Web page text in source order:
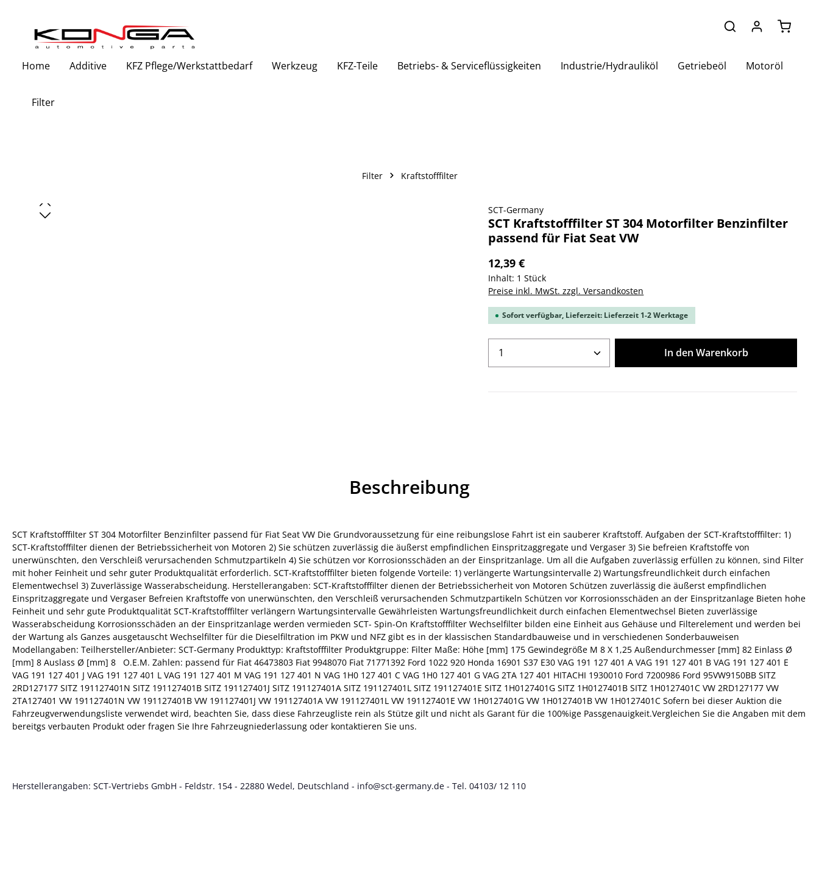
Home Additive KFZ Pflege/Werkstattbedarf Werkzeug KFZ-Teile Betriebs- & Serviceflüssigkeiten Industrie/Hydrauliköl Getriebeöl Motoröl
Filter
Filter Kraftstofffilter
Bildergalerie überspringen SCT-Germany
SCT Kraftstofffilter ST 304 Motorfilter Benzinfilter
passend für Fiat Seat VW
12,39 €
Inhalt: 1 Stück
Preise inkl. MwSt. zzgl. Versandkosten
Sofort verfügbar, Lieferzeit: Lieferzeit 1-2 Werktage
Produkt Anzahl: Gib den gewünschten Wert
In den Warenkorb
Beschreibung
SCT Kraftstofffilter ST 304 Motorfilter Benzinfilter passend für Fiat Seat VW Die Grundvoraussetzung für eine reibungslose Fahrt ist ein sauberer Kraftstoff. Aufgaben der SCT-Kraftstofffilter: 1)
SCT-Kraftstofffilter dienen der Betriebssicherheit von Motoren 2) Sie schützen zuverlässig die äußerst empfindlichen Einspritzaggregate und Vergaser 3) Sie befreien Kraftstoffe von
unerwünschten, den Verschleiß verursachenden Schmutzpartikeln 4) Sie schützen vor Korrosionsschäden an der Einspritzanlage. Um all die Aufgaben zuverlässig erfüllen zu können, sind Filter
mit hoher Feinheit und sehr guter Produktqualität erforderlich. SCT-Kraftstofffilter bieten folgende Vorteile: 1) verlängerte Wartungsintervalle 2) Wartungsfreundlichkeit durch einfachen
Elementwechsel 3) Zuverlässige Wasserabscheidung. Herstellerangaben: SCT-Kraftstofffilter dienen der Betriebssicherheit von Motoren Schützen zuverlässig die äußerst empfindlichen
Einspritzaggregate und Vergaser Befreien Kraftstoffe von unerwünschten, den Verschleiß verursachenden Schmutzpartikeln Schützen vor Korrosionsschäden an der Einspritzanlage Bieten hohe
Feinheit und sehr gute Produktqualität SCT-Kraftstofffilter verlängern Wartungsintervalle Gewährleisten Wartungsfreundlichkeit durch einfachen Elementwechsel Bieten zuverlässige
Wasserabscheidung Korrosionsschäden an der Einspritzanlage werden vermieden SCT- Spin-On Kraftstofffilter Wechselfilter bilden eine Einheit aus Gehäuse und Filterelement und werden bei
der Wartung als Ganzes ausgetauscht Wechselfilter für die Dieselfiltration im PKW und NFZ gibt es in der klassischen Standardbauweise und in verschiedenen Sonderbauweisen
Modellangaben: Teilhersteller/Anbieter: SCT-Germany Produkttyp: Kraftstofffilter Produktgruppe: Filter Maße: Höhe [mm] 175 Gewindegröße M 8 X 1,25 Außendurchmesser [mm] 82 Einlass Ø
[mm] 8 Auslass Ø [mm] 8 O.E.M. Zahlen: passend für Fiat 46473803 Fiat 9948070 Fiat 71771392 Ford 1022 920 Honda 16901 S37 E30 VAG 191 127 401 A VAG 191 127 401 B VAG 191 127 401 E
VAG 191 127 401 J VAG 191 127 401 L VAG 191 127 401 M VAG 191 127 401 N VAG 1H0 127 401 C VAG 1H0 127 401 G VAG 2TA 127 401 HITACHI 1930010 Ford 7200986 Ford 95VW9150BB SITZ
2RD127177 SITZ 191127401N SITZ 191127401B SITZ 191127401J SITZ 191127401A SITZ 191127401L SITZ 191127401E SITZ 1H0127401G SITZ 1H0127401B SITZ 1H0127401C VW 2RD127177 VW
2TA127401 VW 191127401N VW 191127401B VW 191127401J VW 191127401A VW 191127401L VW 191127401E VW 1H0127401G VW 1H0127401B VW 1H0127401C Sofern bei dieser Auktion die
Fahrzeugverwendungsliste verwendet wird, beachten Sie, dass diese Fahrzeugliste rein als Stütze gilt und nicht als Garant für die 100%ige Passgenauigkeit.Vergleichen Sie die Angaben mit dem
bereitgs verbauten Produkt oder fragen Sie Ihre Fahrzeugniederlassung oder kontaktieren Sie uns.
Herstellerangaben: SCT-Vertriebs GmbH - Feldstr. 154 - 22880 Wedel, Deutschland - info@sct-germany.de - Tel. 04103/ 12 110